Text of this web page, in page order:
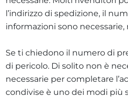
l’indirizzo di spedizione, il
informazioni sono
Se ti chiedono il numero di
di pericolo. Di solito non è
necessarie per completare
condivise è uno dei modi più